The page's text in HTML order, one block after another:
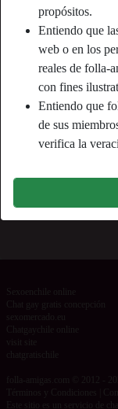
propósitos.
Entiendo que
web o en los
reales de folla-
con fines
Entiendo que
de sus
verifica la
Está buscando
Mujer
Etiquetas
Masaje